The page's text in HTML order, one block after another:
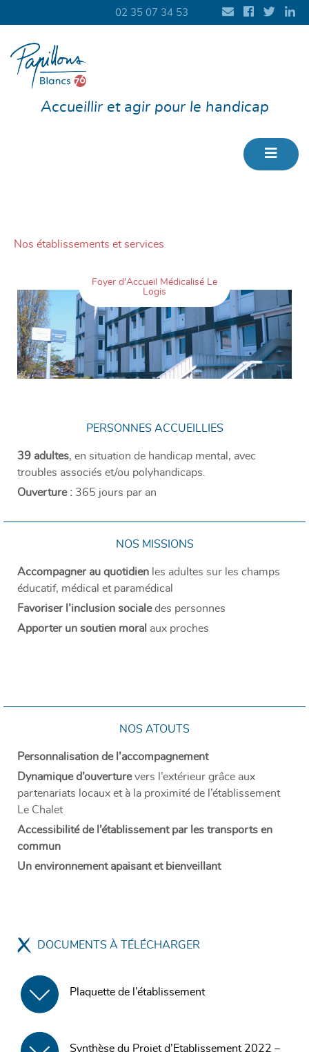
02 35 07 34 53
Accueillir et agir pour le handicap
Nos établissements et services
Foyer d'Accueil Médicalisé Le
Logis
PERSONNES ACCUEILLIES
39 adultes, en situation de handicap mental, avec
troubles associés et/ou polyhandicaps.
Ouverture : 365 jours par an
NOS MISSIONS
Accompagner au quotidien les adultes sur les champs
éducatif, médical et paramédical
Favoriser l’inclusion socialedes personnes
Apporter un soutien moral aux proches
NOS ATOUTS
Personnalisation de l’accompagnement
Dynamique d’ouverturevers l’extérieur grâce aux
partenariats locaux et à la proximité de l’établissement
Le Chalet
Accessibilité de l’établissement par les transports en
commun
Un environnement apaisant et bienveillant
DOCUMENTS À TÉLÉCHARGER
Plaquette de l’établissement
Synthèse du Projet d’Etablissement 2022 –